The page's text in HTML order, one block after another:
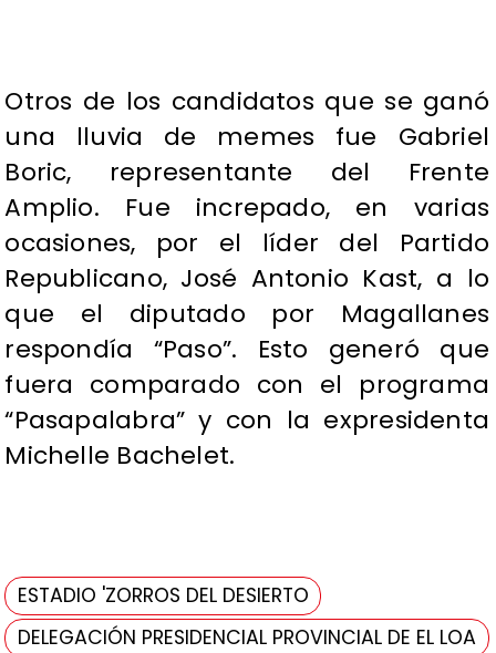
Otros de los candidatos que se ganó
una lluvia de memes fue Gabriel
Boric, representante del Frente
Amplio. Fue increpado, en varias
ocasiones, por el líder del Partido
Republicano, José Antonio Kast, a lo
que el diputado por Magallanes
respondía “Paso”. Esto generó que
fuera comparado con el programa
“Pasapalabra” y con la expresidenta
Michelle Bachelet.
ESTADIO 'ZORROS DEL DESIERTO
DELEGACIÓN PRESIDENCIAL PROVINCIAL DE EL LOA